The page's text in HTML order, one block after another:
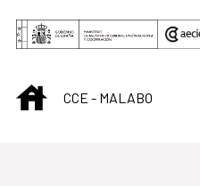
Saltar al contenido principal
INICIOCCE - MALABO